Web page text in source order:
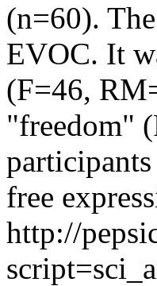
(n=60).
EVOC. It
(F=46,
"freedom"
free
http://